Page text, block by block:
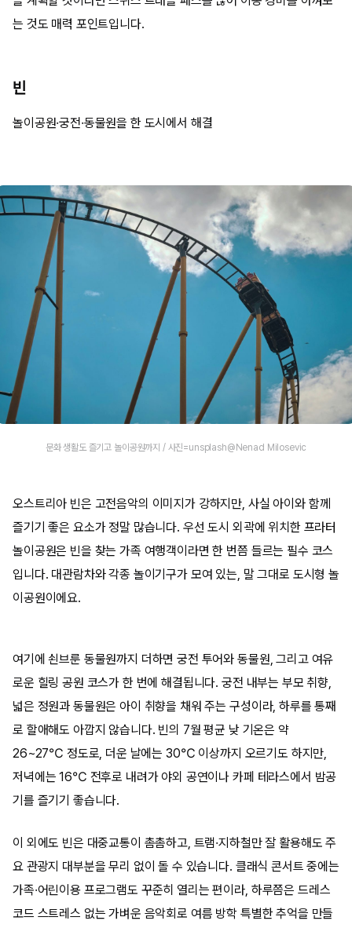
는 것도 매력 포인트입니다.
빈
놀이공원·궁전·동물원을 한 도시에서 해결
문화 생활도 즐기고 놀이공원까지 / 사진=unsplash@Nenad Milosevic
오스트리아 빈은 고전음악의 이미지가 강하지만, 사실 아이와 함께
즐기기 좋은 요소가 정말 많습니다. 우선 도시 외곽에 위치한 프라터
놀이공원은 빈을 찾는 가족 여행객이라면 한 번쯤 들르는 필수 코스
입니다. 대관람차와 각종 놀이기구가 모여 있는, 말 그대로 도시형 놀
이공원이에요.
여기에 쇤브룬 동물원까지 더하면 궁전 투어와 동물원, 그리고 여유
로운 힐링 공원 코스가 한 번에 해결됩니다. 궁전 내부는 부모 취향,
넓은 정원과 동물원은 아이 취향을 채워 주는 구성이라, 하루를 통째
로 할애해도 아깝지 않습니다. 빈의 7월 평균 낮 기온은 약
26~27℃ 정도로, 더운 날에는 30℃ 이상까지 오르기도 하지만,
저녁에는 16℃ 전후로 내려가 야외 공연이나 카페 테라스에서 밤공
기를 즐기기 좋습니다.
이 외에도 빈은 대중교통이 촘촘하고, 트램·지하철만 잘 활용해도 주
요 관광지 대부분을 무리 없이 돌 수 있습니다. 클래식 콘서트 중에는
가족·어린이용 프로그램도 꾸준히 열리는 편이라, 하루쯤은 드레스
코드 스트레스 없는 가벼운 음악회로 여름 방학 특별한 추억을 만들